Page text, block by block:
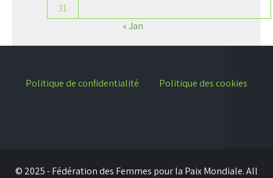
31
« Jan
Politique de confidentialité Politique des cookies
© 2025 - Fédération des Femmes pour la Paix Mondiale. All